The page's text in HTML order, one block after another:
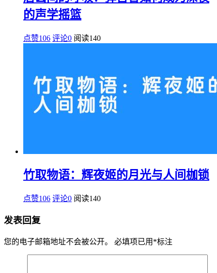
的声学摇篮
点赞106 评论0 阅读140
竹取物语：辉夜姬的月光与人间枷锁
点赞106 评论0 阅读140
发表回复
您的电子邮箱地址不会被公开。 必填项已用 *标注